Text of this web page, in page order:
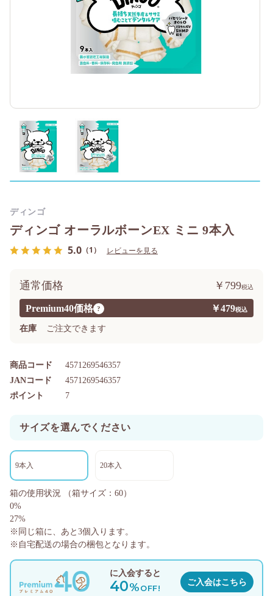
ディンゴ オーラルボーンEX ミニ 9本入
5.0 （1） レビューを見る
Premium40価格 ? ￥479
通常価格 ￥799
在庫 ご注文できます
商品コード 4571269546357
ポイント 7
JANコード 4571269546357
サイズを選んでください
9本入 20本入
ディンゴ
に入会すると
40%OFF!
ご入会はこちら
箱の使用状況
（箱サイズ：60）
0%
27%
※同じ箱に、あと 3個入ります。
※自宅配送の場合の梱包となります。